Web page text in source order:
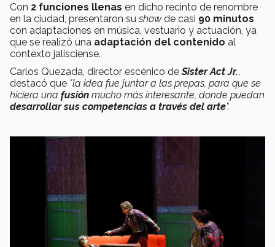
Con 2 funciones llenas en dicho recinto de renombre
en la ciudad, presentaron sushow de casi 90 minutos
con adaptaciones en música, vestuario y actuación, ya
que se realizó una adaptación del contenido al
contexto jalisciense.
Carlos Quezada, director escénico deSister Act Jr.
destacó que "la idea fue juntar a las prepas, para que se
hiciera una fusión mucho más interesante, donde puedan
desarrollar sus competencias a través del arte".